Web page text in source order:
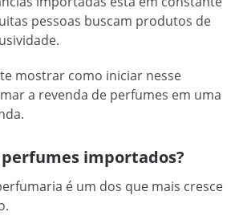
pessoas buscam produtos de
mostrar como iniciar nesse
a revenda de perfumes em uma
importados?
é um dos que mais cresce